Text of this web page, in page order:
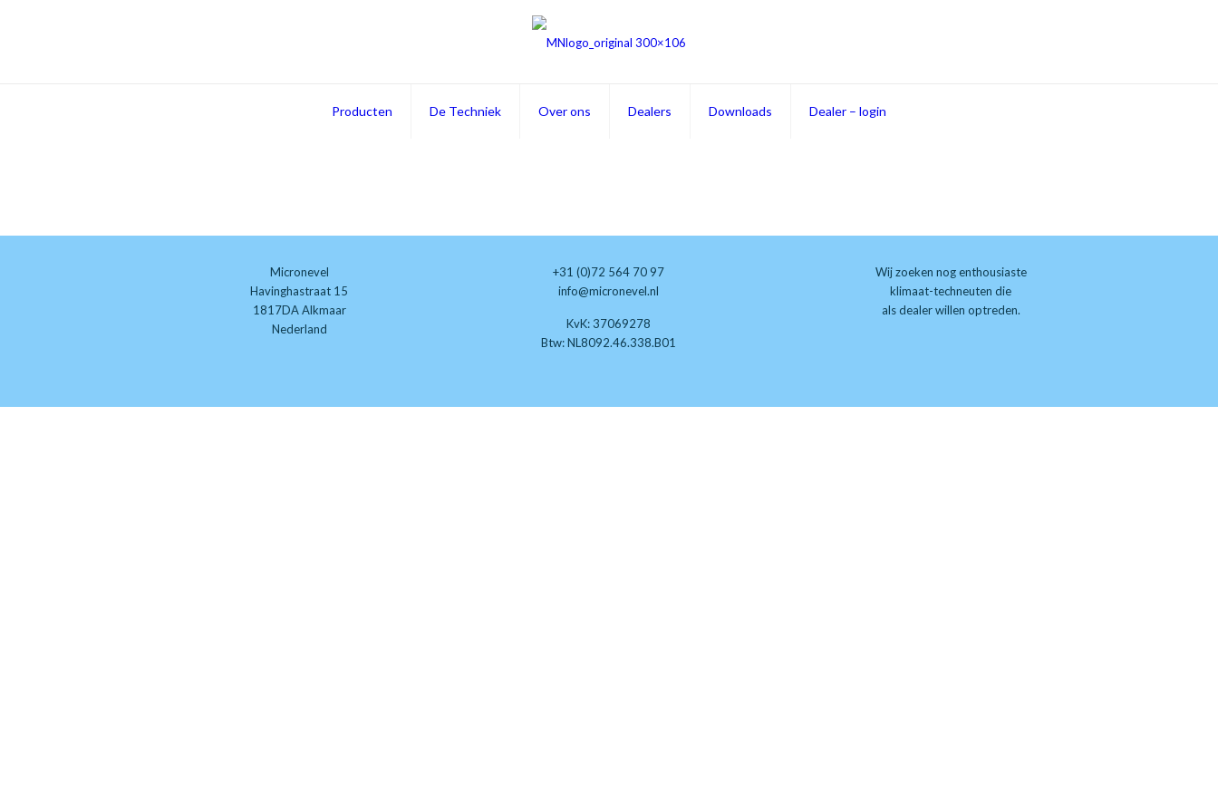
Producten De Techniek Over ons Dealers Downloads Dealer – login
Micronevel
Havinghastraat 15
1817DA Alkmaar
Nederland
+31 (0)72 564 70 97
info@micronevel.nl
KvK: 37069278
Btw: NL8092.46.338.B01
Wij zoeken nog enthousiaste
klimaat-techneuten die
als dealer willen optreden.